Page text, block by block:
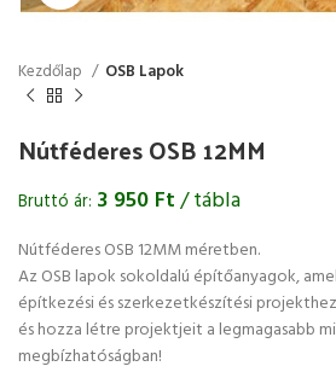
Kezdőlap OSB Lapok
Nútféderes OSB 12MM
Bruttó ár: 3 950 Ft/ tábla
Nútféderes OSB 12MM méretben.
Az OSB lapok sokoldalú építőanyagok,
építkezési és szerkezetkészítési
és hozza létre projektjeit a legmagasabb
megbízhatóságban!